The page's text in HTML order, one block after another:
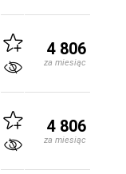
4 806
za miesiąc
4 806
za miesiąc